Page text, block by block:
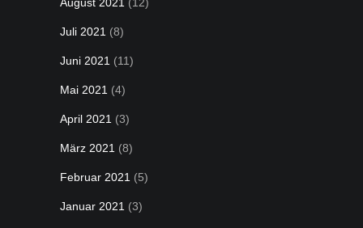
Juli 2021 (8)
Juni 2021 (11)
Mai 2021 (4)
April 2021 (3)
März 2021 (8)
Februar 2021 (5)
Januar 2021 (3)